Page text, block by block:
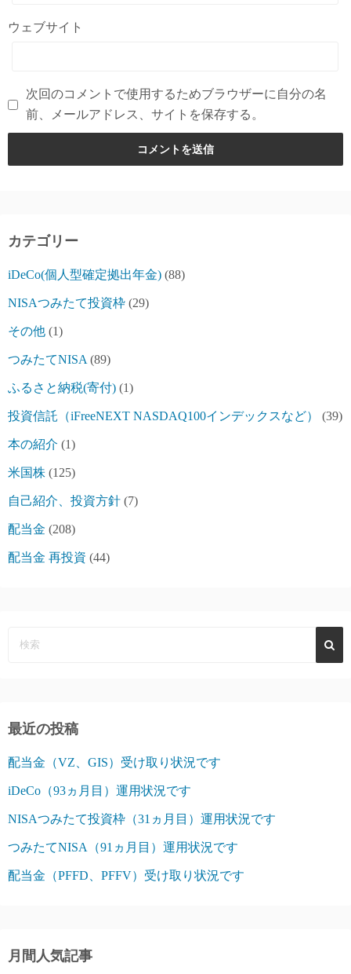
ウェブサイト
次回のコメントで使用するためブラウザーに自分の名
前、メールアドレス、サイトを保存する。
カテゴリー
iDeCo(個人型確定拠出年金) (88)
NISAつみたて投資枠 (29)
その他 (1)
つみたてNISA(89)
ふるさと納税(寄付) (1)
投資信託（iFreeNEXT NASDAQ100インデックスなど） (39)
本の紹介 (1)
米国株 (125)
自己紹介、投資方針 (7)
配当金 (208)
配当金 再投資 (44)
最近の投稿
配当金（VZ、GIS）受け取り状況です
iDeCo（93ヵ月目）運用状況です
NISAつみたて投資枠（31ヵ月目）運用状況です
つみたてNISA（91ヵ月目）運用状況です
配当金（PFFD、PFFV）受け取り状況です
月間人気記事